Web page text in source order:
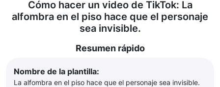
Cómo hacer un video de TikTok: La
alfombra en el piso hace que el personaje
sea invisible.
Resumen rápido
Nombre de la plantilla:
La alfombra en el piso hace que el personaje sea invisible.